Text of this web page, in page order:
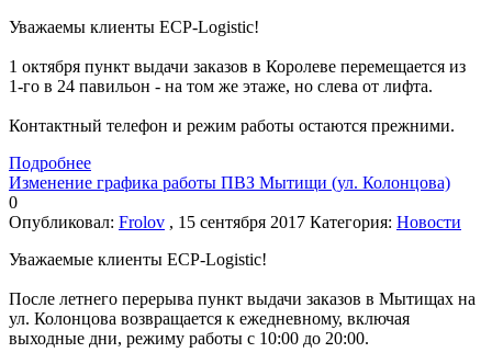
Уважаемы клиенты ECP-Logistic!
1 октября пункт выдачи заказов в Королеве перемещается из
1-го в 24 павильон - на том же этаже, но слева от лифта.
Контактный телефон и режим работы остаются прежними.
Подробнее
Изменение графика работы ПВЗ Мытищи (ул. Колонцова)
0
Опубликовал: Frolov , 15 сентября 2017 Категория: Новости
Уважаемые клиенты ECP-Logistic!
После летнего перерыва пункт выдачи заказов в Мытищах на
ул. Колонцова возвращается к ежедневному, включая
выходные дни, режиму работы с 10:00 до 20:00.